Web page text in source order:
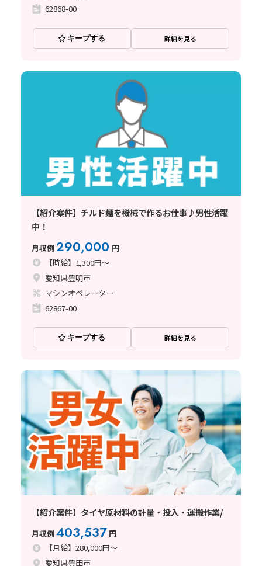
62868-00
キープする 詳細を見る
【紹介案件】チルド麺を機械で作るお仕事♪男性活躍
中！
月収例290,000 円
【時給】1,300円～
愛知県豊明市
マシンオペレーター
62867-00
キープする 詳細を見る
【紹介案件】タイヤ原材料の計量・投入・運搬作業/
月収例403,537 円
【月給】280,000円～
愛知県豊田市